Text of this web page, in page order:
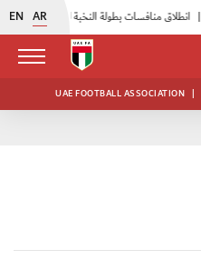
EN AR أبيض الشباب يواصل تدريباته في معسكره بأبوظبي | انطلاق منافسات بطولة النخبة لحرس الرئاسة
UAE FOOTBALL ASSOCIATION |